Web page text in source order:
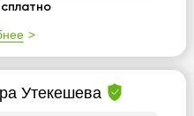
Утекешева